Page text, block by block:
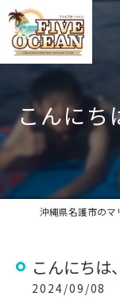
こんにち
こんにちは
2024/09/08